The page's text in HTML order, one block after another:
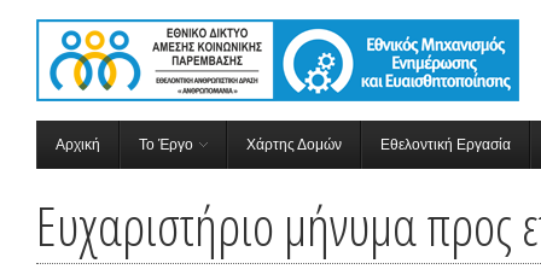
Αρχική Το Έργο Χάρτης Δομών Εθελοντική Εργασία
Ευχαριστήριο μήνυμα προς